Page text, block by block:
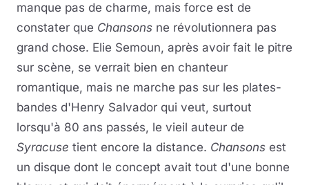
manque pas de charme, mais force est de
constater que Chansons ne révolutionnera pas
grand chose. Elie Semoun, après avoir fait le pitre
sur scène, se verrait bien en chanteur
romantique, mais ne marche pas sur les plates-
bandes d'Henry Salvador qui veut, surtout
lorsqu'à 80 ans passés, le vieil auteur de
Syracuse tient encore la distance. Chansons est
un disque dont le concept avait tout d'une bonne